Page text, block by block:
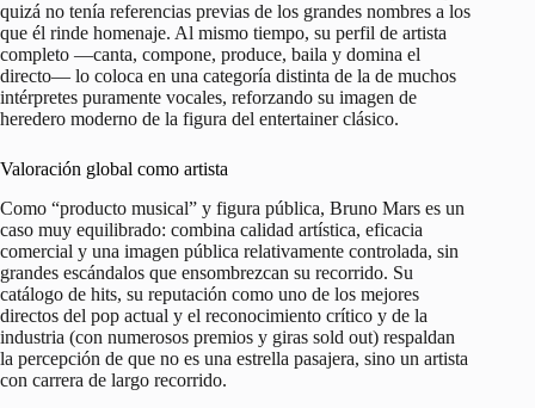
quizá no tenía referencias previas de los grandes nombres a los
que él rinde homenaje. Al mismo tiempo, su perfil de artista
completo —canta, compone, produce, baila y domina el
directo— lo coloca en una categoría distinta de la de muchos
intérpretes puramente vocales, reforzando su imagen de
heredero moderno de la figura del entertainer clásico.
Valoración global como artista
Como “producto musical” y figura pública, Bruno Mars es un
caso muy equilibrado: combina calidad artística, eficacia
comercial y una imagen pública relativamente controlada, sin
grandes escándalos que ensombrezcan su recorrido. Su
catálogo de hits, su reputación como uno de los mejores
directos del pop actual y el reconocimiento crítico y de la
industria (con numerosos premios y giras sold out) respaldan
la percepción de que no es una estrella pasajera, sino un artista
con carrera de largo recorrido.